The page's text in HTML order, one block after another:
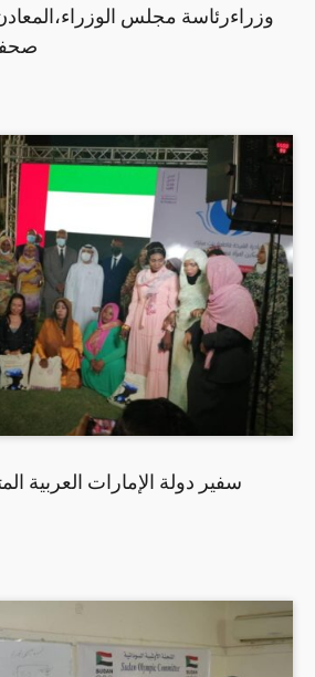
وزراءرئاسة مجلس
سفير دولة الإمارات العربية